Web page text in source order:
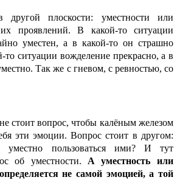
другой плоскости: уместности или
их проявлений. В какой-то ситуации
уместен, а в какой-то он страшно
то ситуации вожделение прекрасно, а в
Так же с гневом, с ревностью, со
стоит вопрос, чтобы калёным железом
эти эмоции. Вопрос стоит в другом:
уместно пользоваться ими? И тут
об уместности. А уместность или
не самой эмоцией, а той